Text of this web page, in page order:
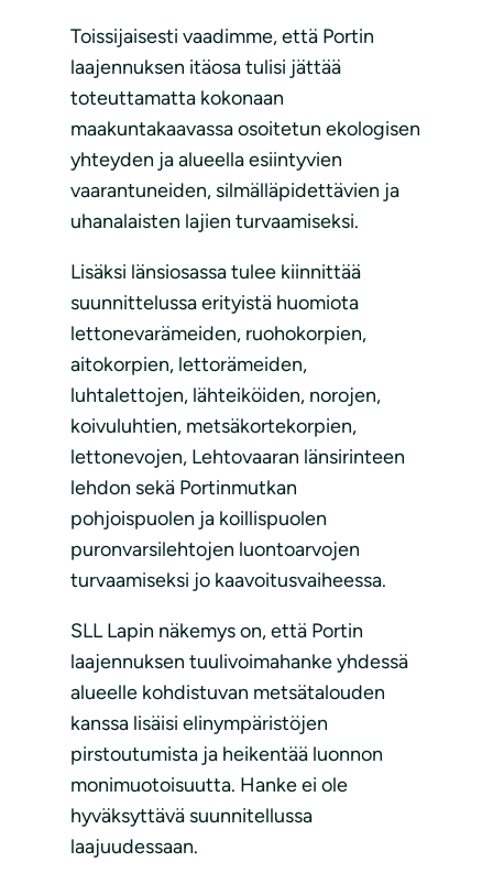
Toissijaisesti vaadimme, että Portin
laajennuksen itäosa tulisi jättää
toteuttamatta kokonaan
maakuntakaavassa osoitetun ekologisen
yhteyden ja alueella esiintyvien
vaarantuneiden, silmälläpidettävien ja
uhanalaisten lajien turvaamiseksi.
Lisäksi länsiosassa tulee kiinnittää
suunnittelussa erityistä huomiota
lettonevarämeiden, ruohokorpien,
aitokorpien, lettorämeiden,
luhtalettojen, lähteiköiden, norojen,
koivuluhtien, metsäkortekorpien,
lettonevojen, Lehtovaaran länsirinteen
lehdon sekä Portinmutkan
pohjoispuolen ja koillispuolen
puronvarsilehtojen luontoarvojen
turvaamiseksi jo kaavoitusvaiheessa.
SLL Lapin näkemys on, että Portin
laajennuksen tuulivoimahanke yhdessä
alueelle kohdistuvan metsätalouden
kanssa lisäisi elinympäristöjen
pirstoutumista ja heikentää luonnon
monimuotoisuutta. Hanke ei ole
hyväksyttävä suunnitellussa
laajuudessaan.